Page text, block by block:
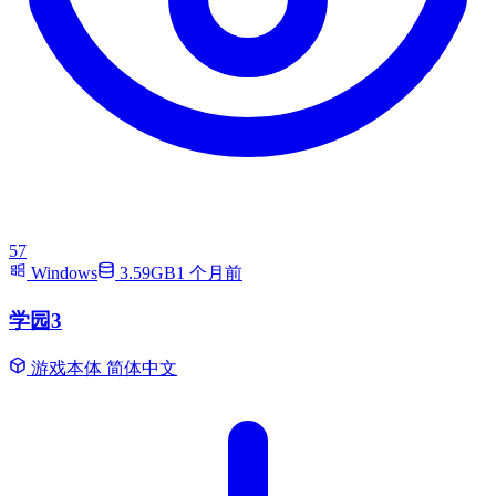
57
Windows
3.59GB1 个月前
学园3
游戏本体 简体中文